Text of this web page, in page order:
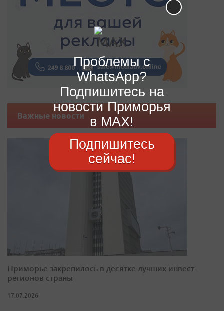
Важные новости
Приморье закрепилось в десятке лучших инвест-
регионов страны
17.07.2026
Проблемы с
WhatsApp?
Подпишитесь на
новости Приморья
в MAX!
Подпишитесь
сейчас!